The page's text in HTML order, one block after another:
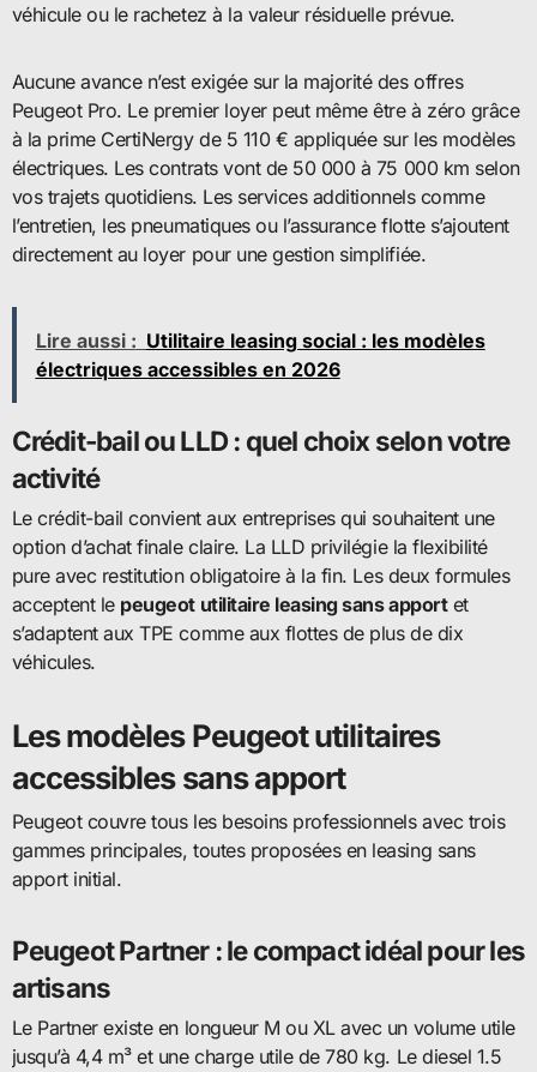
véhicule ou le rachetez à la valeur résiduelle prévue.
Aucune avance n’est exigée sur la majorité des offres
Peugeot Pro. Le premier loyer peut même être à zéro grâce
à la prime CertiNergy de 5 110 € appliquée sur les modèles
électriques. Les contrats vont de 50 000 à 75 000 km selon
vos trajets quotidiens. Les services additionnels comme
l’entretien, les pneumatiques ou l’assurance flotte s’ajoutent
directement au loyer pour une gestion simplifiée.
Lire aussi : Utilitaire leasing social : les modèles
électriques accessibles en 2026
Crédit-bail ou LLD : quel choix selon votre
activité
Le crédit-bail convient aux entreprises qui souhaitent une
option d’achat finale claire. La LLD privilégie la flexibilité
pure avec restitution obligatoire à la fin. Les deux formules
acceptent le peugeot utilitaire leasing sans apportet
s’adaptent aux TPE comme aux flottes de plus de dix
véhicules.
Les modèles Peugeot utilitaires
accessibles sans apport
Peugeot couvre tous les besoins professionnels avec trois
gammes principales, toutes proposées en leasing sans
apport initial.
Peugeot Partner : le compact idéal pour les
artisans
Le Partner existe en longueur M ou XL avec un volume utile
jusqu’à 4,4 m³ et une charge utile de 780 kg. Le diesel 1.5